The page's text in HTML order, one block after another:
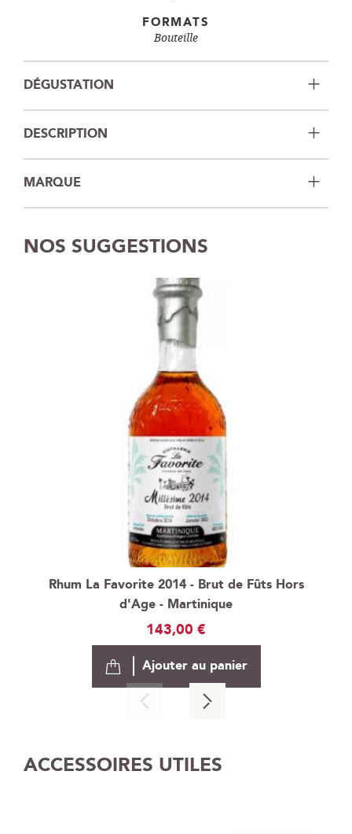
FORMATS
Bouteille
DÉGUSTATION
DESCRIPTION
MARQUE
NOS SUGGESTIONS
Rhum La Favorite 2014 - Brut de Fûts Hors
d'Age - Martinique
143,00 €
Ajouter au panier
ACCESSOIRES UTILES